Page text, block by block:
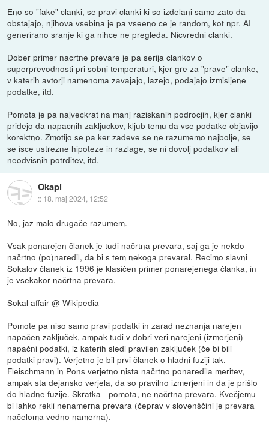
Eno so "fake" clanki, se pravi clanki ki so izdelani samo zato da
obstajajo, njihova vsebina je pa vseeno ce je random, kot npr. AI
generirano sranje ki ga nihce ne pregleda. Nicvredni clanki.
Dober primer nacrtne prevare je pa serija clankov o
superprevodnosti pri sobni temperaturi, kjer gre za "prave" clanke,
v katerih avtorji namenoma zavajajo, lazejo, podajajo izmisljene
podatke, itd.
Pomota je pa najveckrat na manj raziskanih podrocjih, kjer clanki
pridejo da napacnih zakljuckov, kljub temu da vse podatke objavijo
korektno. Zmotijo se pa ker zadeve se ne razumemo najbolje, se
se isce ustrezne hipoteze in razlage, se ni dovolj podatkov ali
neodvisnih potrditev, itd.
Okapi
:: 18. maj 2024, 12:52
No, jaz malo drugače razumem.
Vsak ponarejen članek je tudi načrtna prevara, saj ga je nekdo
načrtno (po)naredil, da bi s tem nekoga prevaral. Recimo slavni
Sokalov članek iz 1996 je klasičen primer ponarejenega članka, in
je vsekakor načrtna prevara.
Sokal affair @ Wikipedia
Pomote pa niso samo pravi podatki in zarad neznanja narejen
napačen zaključek, ampak tudi v dobri veri narejeni (izmerjeni)
napačni podatki, iz katerih sledi pravilen zaključek (če bi bili
podatki pravi). Verjetno je bil prvi članek o hladni fuziji tak.
Fleischmann in Pons verjetno nista načrtno ponaredila meritev,
ampak sta dejansko verjela, da so pravilno izmerjeni in da je prišlo
do hladne fuzije. Skratka - pomota, ne načrtna prevara. Kvečjemu
bi lahko rekli nenamerna prevara (čeprav v slovenščini je prevara
načeloma vedno namerna).